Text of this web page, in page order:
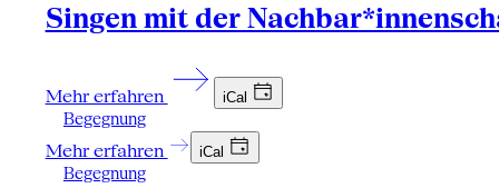
Singen mit der
Mehr erfahren iCal
Begegnung
Mehr erfahren iCal
Begegnung